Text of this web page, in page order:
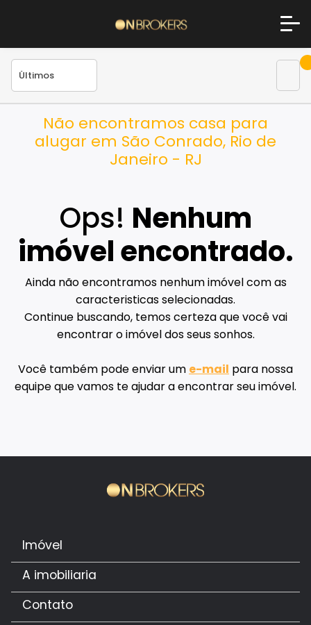
Não encontramos casa para
alugar em São Conrado, Rio de
Janeiro - RJ
Ops! Nenhum
imóvel encontrado.
Ainda não encontramos nenhum imóvel com as
caracteristicas selecionadas.
Continue buscando, temos certeza que você vai
encontrar o imóvel dos seus sonhos.
Você também pode enviar um e-mail para nossa
equipe que vamos te ajudar a encontrar seu imóvel.
Imóvel
A imobiliaria
Contato